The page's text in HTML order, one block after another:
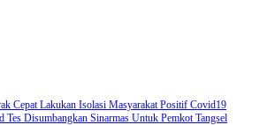
Cepat Lakukan Isolasi Masyarakat Positif Covid19
Tes Disumbangkan Sinarmas Untuk Pemkot Tangsel